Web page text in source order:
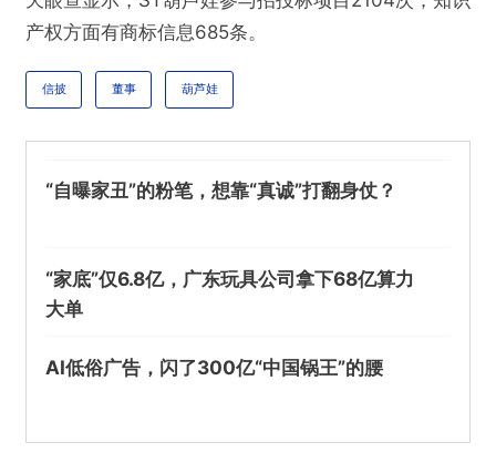
产权方面有商标信息685条。
信披 董事 葫芦娃
“自曝家丑”的粉笔，想靠“真诚”打翻身仗？
“家底”仅6.8亿，广东玩具公司拿下68亿算力
大单
AI低俗广告，闪了300亿“中国锅王”的腰